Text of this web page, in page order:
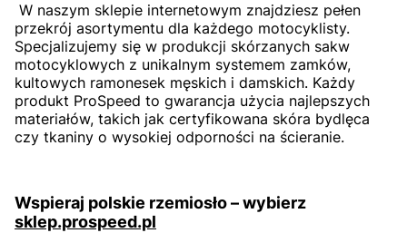
W naszym sklepie internetowym znajdziesz pełen
przekrój asortymentu dla każdego motocyklisty.
Specjalizujemy się w produkcji skórzanych sakw
motocyklowych z unikalnym systemem zamków,
kultowych ramonesek męskich i damskich. Każdy
produkt ProSpeed to gwarancja użycia najlepszych
materiałów, takich jak certyfikowana skóra bydlęca
czy tkaniny o wysokiej odporności na ścieranie.
Wspieraj polskie rzemiosło – wybierz
sklep.prospeed.pl